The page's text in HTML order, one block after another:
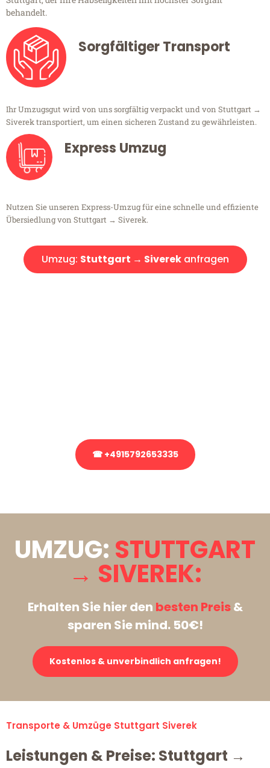
behandelt.
Sorgfältiger Transport
Ihr Umzugsgut wird von uns sorgfältig verpackt und von Stuttgart →
Siverek transportiert, um einen sicheren Zustand zu gewährleisten.
Express Umzug
Nutzen Sie unseren Express-Umzug für eine schnelle und effiziente
Übersiedlung von Stuttgart → Siverek.
Umzug: Stuttgart → Siverekanfragen
☎ +4915792653335
UMZUG: STUTTGART
→ SIVEREK:
Erhalten Sie hier den besten Preis&
sparen Sie mind. 50€!
Kostenlos & unverbindlich anfragen!
Transporte & Umzüge Stuttgart Siverek
Leistungen & Preise: Stuttgart →